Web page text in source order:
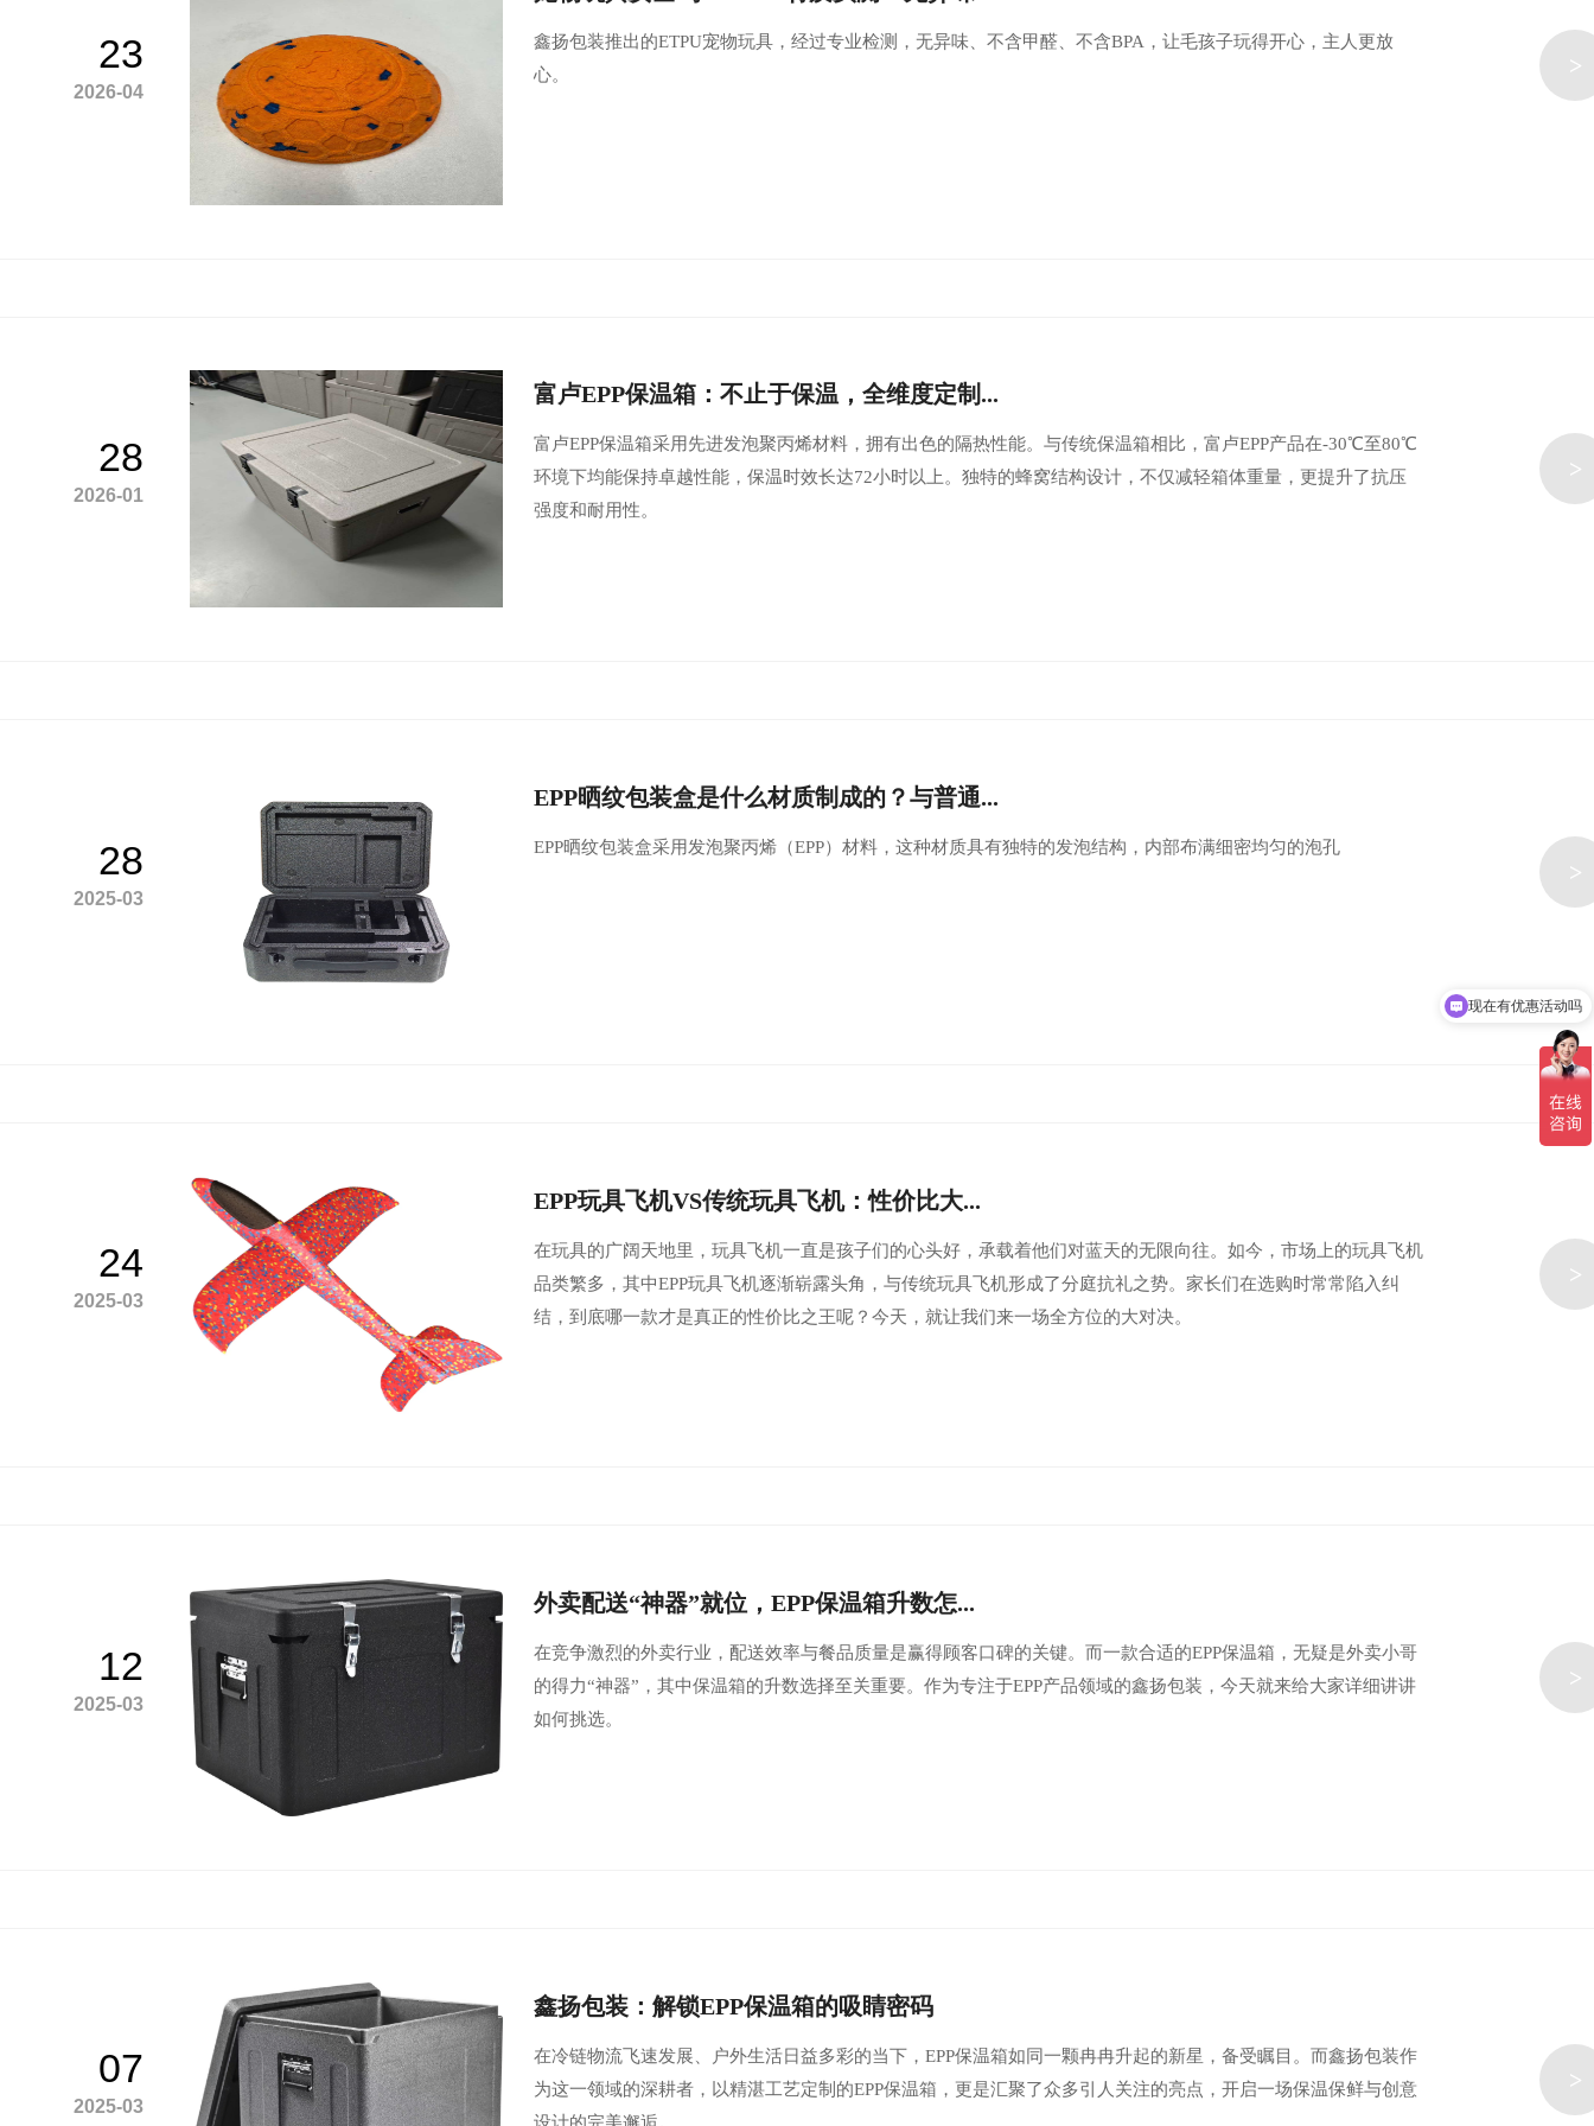
23
2026-04
鑫扬包装推出的ETPU宠物玩具，经过专业检测，无异味、不含甲醛、不含BPA，让毛孩子玩得开心，主人更放
心。
>
28
2026-01
富卢EPP保温箱：不止于保温，全维度定制...
富卢EPP保温箱采用先进发泡聚丙烯材料，拥有出色的隔热性能。与传统保温箱相比，富卢EPP产品在-30℃至80℃
环境下均能保持卓越性能，保温时效长达72小时以上。独特的蜂窝结构设计，不仅减轻箱体重量，更提升了抗压
强度和耐用性。
>
28
2025-03
EPP晒纹包装盒是什么材质制成的？与普通...
EPP晒纹包装盒采用发泡聚丙烯（EPP）材料，这种材质具有独特的发泡结构，内部布满细密均匀的泡孔
>
24
2025-03
EPP玩具飞机VS传统玩具飞机：性价比大...
在玩具的广阔天地里，玩具飞机一直是孩子们的心头好，承载着他们对蓝天的无限向往。如今，市场上的玩具飞机
品类繁多，其中EPP玩具飞机逐渐崭露头角，与传统玩具飞机形成了分庭抗礼之势。家长们在选购时常常陷入纠
结，到底哪一款才是真正的性价比之王呢？今天，就让我们来一场全方位的大对决。
>
12
2025-03
外卖配送“神器”就位，EPP保温箱升数怎...
在竞争激烈的外卖行业，配送效率与餐品质量是赢得顾客口碑的关键。而一款合适的EPP保温箱，无疑是外卖小哥
的得力“神器”，其中保温箱的升数选择至关重要。作为专注于EPP产品领域的鑫扬包装，今天就来给大家详细讲讲
如何挑选。
>
07
2025-03
鑫扬包装：解锁EPP保温箱的吸睛密码
在冷链物流飞速发展、户外生活日益多彩的当下，EPP保温箱如同一颗冉冉升起的新星，备受瞩目。而鑫扬包装作
为这一领域的深耕者，以精湛工艺定制的EPP保温箱，更是汇聚了众多引人关注的亮点，开启一场保温保鲜与创意
>
可以介绍下你们的产品么